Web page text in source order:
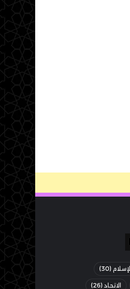
الإسلام (30)
الاتحاد (26)